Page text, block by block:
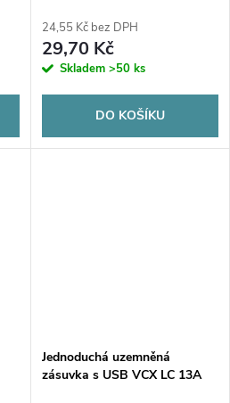
24,55 Kč bez DPH
29,70 Kč
Skladem >50 ks
DO KOŠÍKU
Jednoduchá uzemněná
zásuvka s USB VCX LC 13A